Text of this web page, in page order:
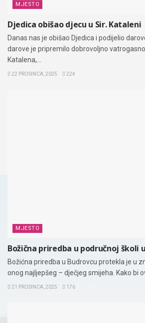
MJESTO
Djedica obišao djecu u Sir. Kataleni
Danas nas je obišao Djedica i podijelio
darove je pripremilo dobrovoljno
Katalena,...
22 PROSINCA, 2025 224
MJESTO
Božična priredba u područnoj školi
Božićna priredba u Budrovcu protekla je u
onog najljepšeg – dječjeg smijeha. Kako bi
21 PROSINCA, 2025 176